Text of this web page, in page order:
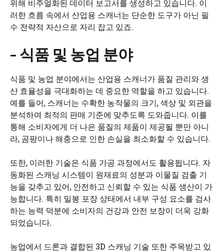
위해 비주얼화된 데이터 보고서를 생성하고 있습니다. 이
러한 흐름 속에서 산업용 스캐너는 단순한 도구가 아닌 필
수 전략적 자산으로 자리 잡고 있죠.
– 식품 및 농업 분야
식품 및 농업 분야에서는 산업용 스캐너가 품질 관리와 생
산 효율성을 극대화하는 데 중요한 역할을 하고 있습니다.
예를 들어, 스캐너는 수확한 농작물의 크기, 색상 및 외관을
분석하여 최적의 판매 기준에 맞추도록 도와줍니다. 이를
통해 소비자에게 더 나은 품질의 제품이 제공될 뿐만 아니
라, 곰팡이나 해충으로 인한 손실을 최소화할 수 있습니다.
또한, 이러한 기술은 식품 가공 과정에서도 활용됩니다. 자
동화된 스캐닝 시스템이 원재료의 성분과 이물질 검출 기
능을 갖추고 있어, 안전하고 신뢰할 수 있는 식품 생산이 가
능합니다. 특히 밀봉 포장 상태에서 내부 구성 요소를 검사
하는 능력 덕분에 소비자의 건강과 안전 보장이 더욱 강화
되었습니다.
농업에서 드론과 결합된 3D 스캐닝 기술 또한 주목받고 있